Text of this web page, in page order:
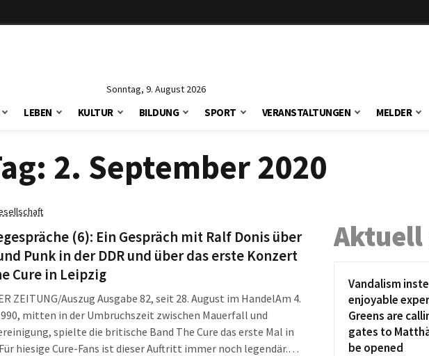
Sonntag, 9. August 2026
LEBEN KULTUR BILDUNG SPORT VERANSTALTUNGEN MELDER
2. September 2020
(6): Ein Gespräch mit Ralf Donis über
Punk in der DDR und über das erste Konzert
Cure in Leipzig
ZEITUNG/Auszug Ausgabe 82, seit 28. August im HandelAm 4.
mitten in der Umbruchszeit zwischen Mauerfall und
spielte die britische Band The Cure das erste Mal in
hiesige Cure-Fans ist dieser Auftritt immer noch legendär.
Aktuell
Vandalism
enjoyable
Greens are
gates to
be opened